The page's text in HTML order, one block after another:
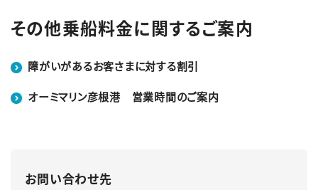
その他乗船料金に関するご案内
障がいがあるお客さまに対する割引
オーミマリン彦根港 営業時間のご案内
お問い合わせ先